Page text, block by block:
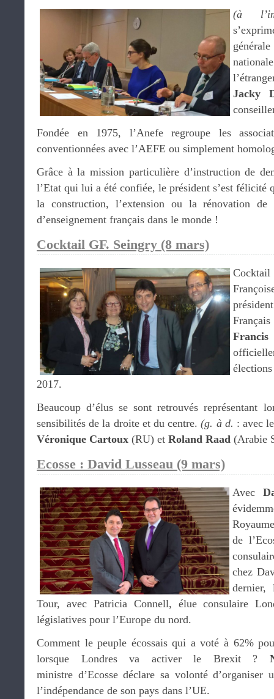
(à
Jacky
Fondée en 1975, l’Anefe regroupe les
conventionnées avec l’AEFE ou simplement
Grâce à la mission particulière d’instruction de
l’Etat qui lui a été confiée, le président s’est félicité
la construction, l’extension ou la rénovation de
d’enseignement français dans le monde !
Cocktail GF. Seingry (8 mars)
2017.
Beaucoup d’élus se sont retrouvés représentant
sensibilités de la droite et du centre.(g. à d. : avec
Véronique Cartoux (RU) et Roland Raad (Arabie
Ecosse : David Lusseau (9 mars)
Avec
de
chez
dernier,
Tour, avec Patricia Connell, élue consulaire
législatives pour l’Europe du nord.
Comment le peuple écossais qui a voté à 62%
lorsque Londres va activer le Brexit ?
ministre d’Ecosse déclare sa volonté d’organiser
l’indépendance de son pays dans l’UE.